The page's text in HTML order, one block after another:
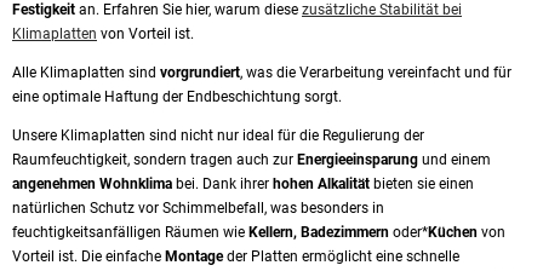
Festigkeit an. Erfahren Sie hier, warum diese zusätzliche Stabilität bei
Klimaplatten von Vorteil ist.
Alle Klimaplatten sind vorgrundiert, was die Verarbeitung vereinfacht und für
eine optimale Haftung der Endbeschichtung sorgt.
Unsere Klimaplatten sind nicht nur ideal für die Regulierung der
Raumfeuchtigkeit, sondern tragen auch zur Energieeinsparung und einem
angenehmen Wohnklima bei. Dank ihrer hohen Alkalität bieten sie einen
natürlichen Schutz vor Schimmelbefall, was besonders in
feuchtigkeitsanfälligen Räumen wie Kellern, Badezimmern oder*Küchen von
Vorteil ist. Die einfache Montageder Platten ermöglicht eine schnelle